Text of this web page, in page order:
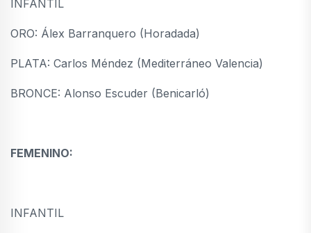
INFANTIL
ORO: Álex Barranquero (Horadada)
PLATA: Carlos Méndez (Mediterráneo Valencia)
BRONCE: Alonso Escuder (Benicarló)
FEMENINO:
INFANTIL